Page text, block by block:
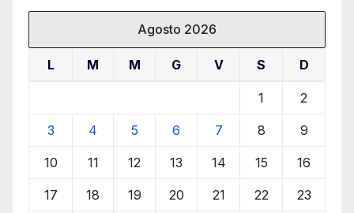
Agosto 2026
L M M G V S D
1 2
3 4 5 6 7 8 9
10 11 12 13 14 15 16
17 18 19 20 21 22 23